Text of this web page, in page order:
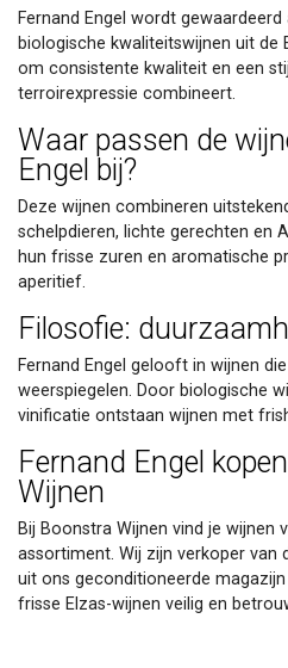
Fernand Engel wordt
biologische kwaliteitswijnen uit de
om consistente kwaliteit en een
terroirexpressie combineert.
Waar passen de
Engel bij?
Deze wijnen combineren
schelpdieren, lichte gerechten en
hun frisse zuren en aromatische
aperitief.
Filosofie:
Fernand Engel gelooft in wijnen
weerspiegelen. Door biologische
vinificatie ontstaan wijnen met
Fernand Engel
Wijnen
Bij Boonstra Wijnen vind je wijnen
assortiment. Wij zijn verkoper van
uit ons geconditioneerde
frisse Elzas-wijnen veilig en